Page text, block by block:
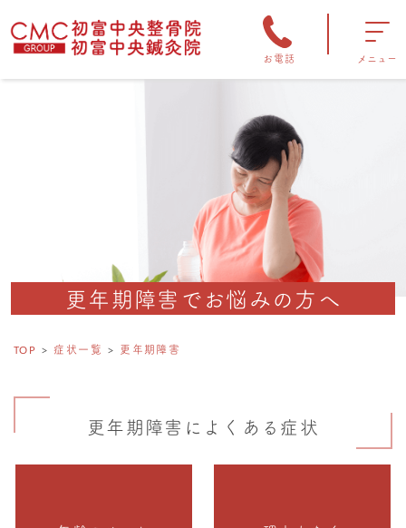
お電話 メニュー
更年期障害でお悩みの方へ
TOP 症状一覧 更年期障害
更年期障害によくある症状